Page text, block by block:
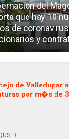
del
que hay 10
de
y
de Valledupar
por m�s de
0